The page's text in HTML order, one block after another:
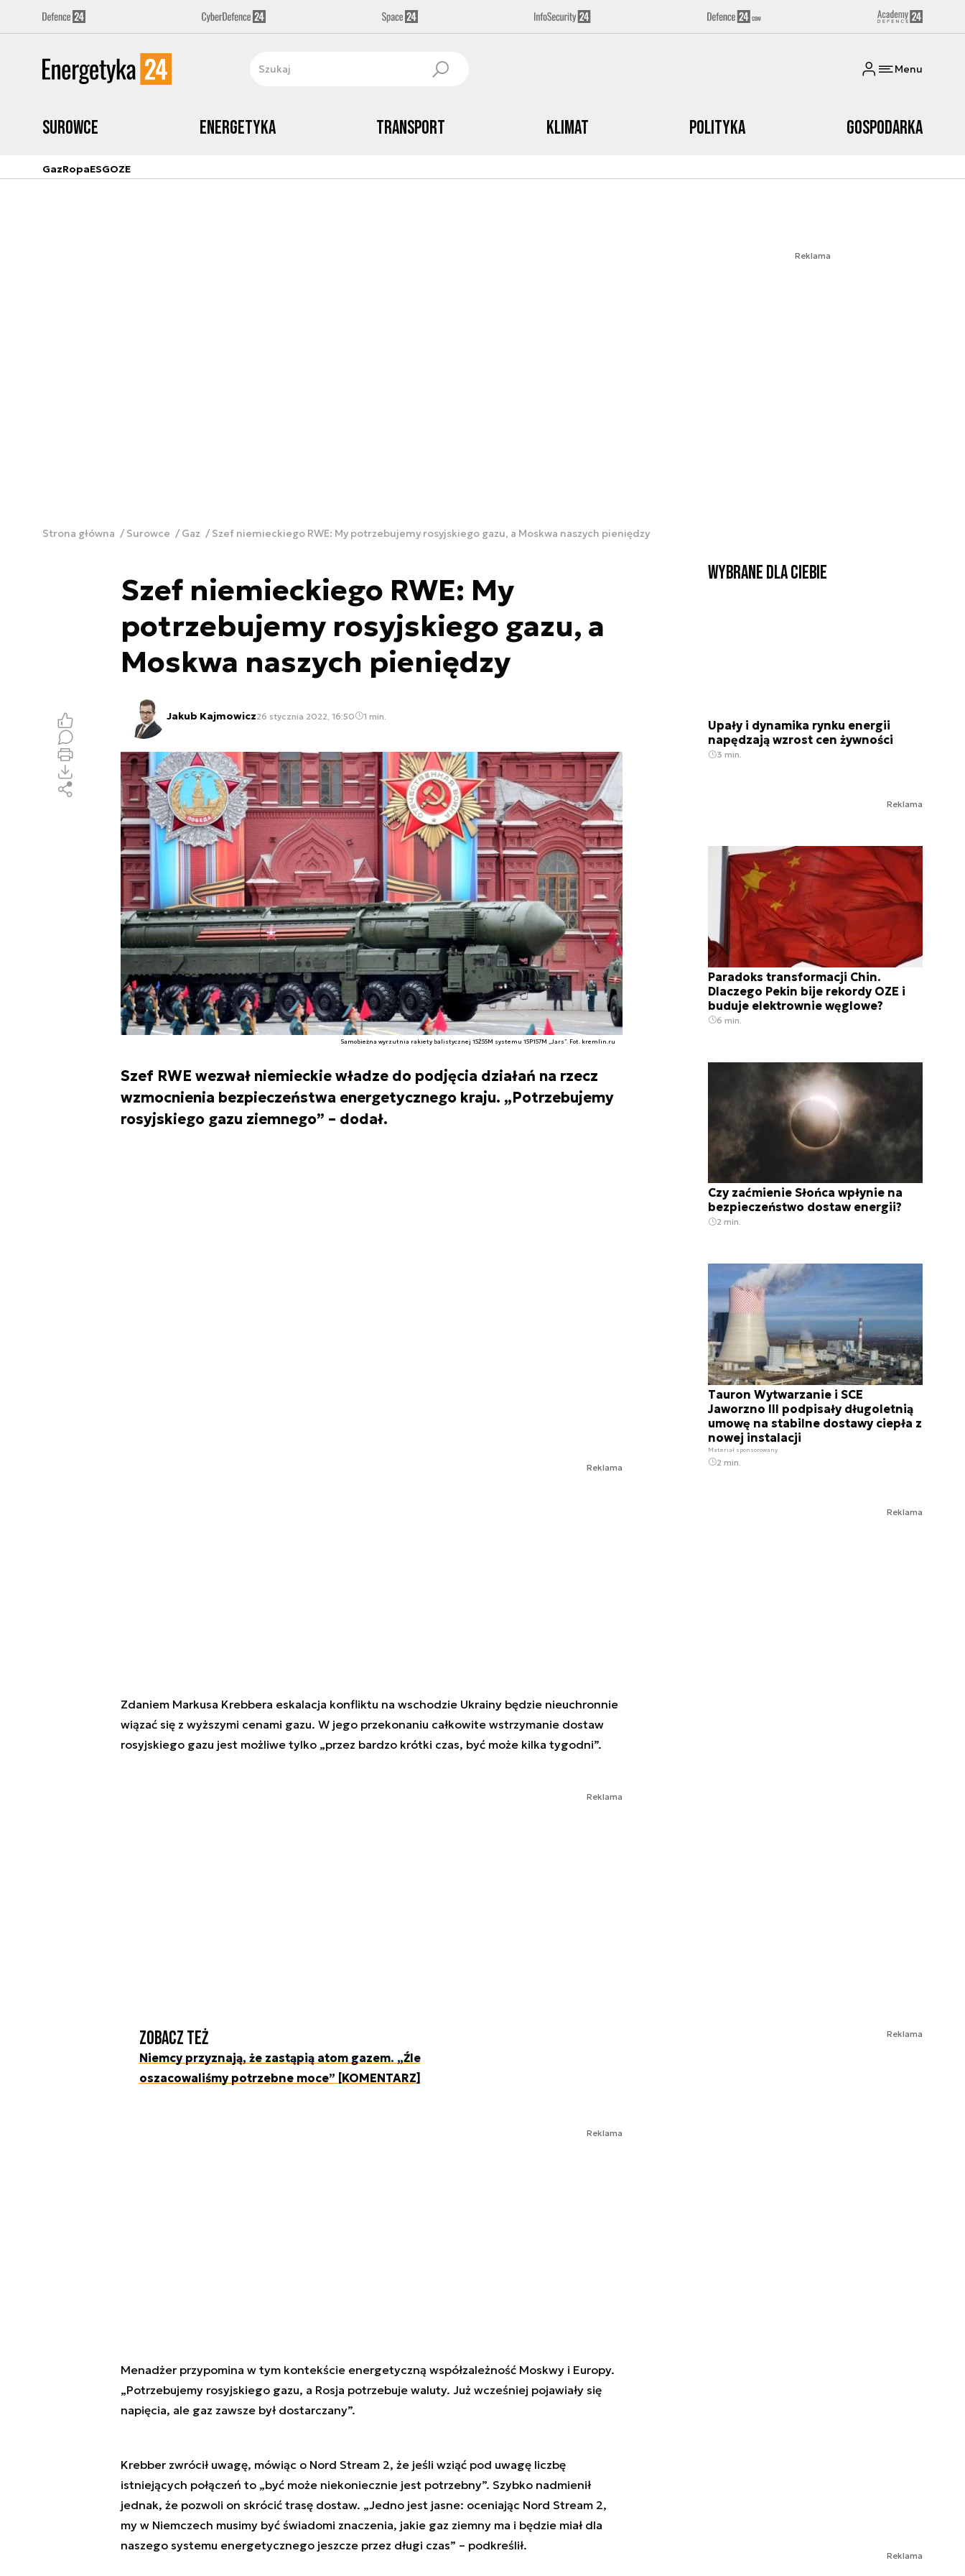
Menu
Surowce Energetyka Transport Klimat Polityka Gospodarka
GazRopaESGOZE
Reklama
Strona główna Surowce Gaz Szef niemieckiego RWE: My potrzebujemy rosyjskiego gazu, a Moskwa naszych pieniędzy
Szef niemieckiego RWE: My
potrzebujemy rosyjskiego gazu, a
Moskwa naszych pieniędzy
Jakub Kajmowicz26 stycznia 2022, 16:50 1 min.
Samobieżna wyrzutnia rakiety balistycznej 15Ż55M systemu 15P157M „Jars”. Fot. kremlin.ru
Szef RWE wezwał niemieckie władze do podjęcia działań na rzecz
wzmocnienia bezpieczeństwa energetycznego kraju. „Potrzebujemy
rosyjskiego gazu ziemnego” – dodał.
Reklama
Zdaniem Markusa Krebbera eskalacja konfliktu na wschodzie Ukrainy będzie nieuchronnie
wiązać się z wyższymi cenami gazu. W jego przekonaniu całkowite wstrzymanie dostaw
rosyjskiego gazu jest możliwe tylko „przez bardzo krótki czas, być może kilka tygodni”.
Reklama
Zobacz też
Niemcy przyznają, że zastąpią atom gazem. „Źle
oszacowaliśmy potrzebne moce” [KOMENTARZ]
Reklama
Menadżer przypomina w tym kontekście energetyczną współzależność Moskwy i Europy.
„Potrzebujemy rosyjskiego gazu, a Rosja potrzebuje waluty. Już wcześniej pojawiały się
napięcia, ale gaz zawsze był dostarczany”.
Krebber zwrócił uwagę, mówiąc o Nord Stream 2, że jeśli wziąć pod uwagę liczbę
istniejących połączeń to „być może niekoniecznie jest potrzebny”. Szybko nadmienił
jednak, że pozwoli on skrócić trasę dostaw. „Jedno jest jasne: oceniając Nord Stream 2,
my w Niemczech musimy być świadomi znaczenia, jakie gaz ziemny ma i będzie miał dla
naszego systemu energetycznego jeszcze przez długi czas” – podkreślił.
Wybrane dla Ciebie
Upały i dynamika rynku energii
napędzają wzrost cen żywności
3 min.
Reklama
Paradoks transformacji Chin.
Dlaczego Pekin bije rekordy OZE i
buduje elektrownie węglowe?
6 min.
Czy zaćmienie Słońca wpłynie na
bezpieczeństwo dostaw energii?
2 min.
Tauron Wytwarzanie i SCE
Jaworzno III podpisały długoletnią
umowę na stabilne dostawy ciepła z
nowej instalacji
Materiał sponsorowany
2 min.
Reklama
Reklama
Reklama